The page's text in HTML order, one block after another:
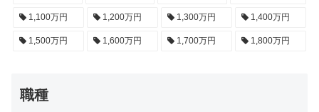
1,100万円 1,200万円 1,300万円 1,400万円
1,500万円 1,600万円 1,700万円 1,800万円
職種